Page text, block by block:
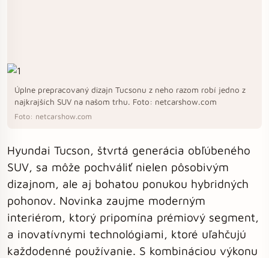
Úplne prepracovaný dizajn Tucsonu z neho razom robí jedno z
najkrajších SUV na našom trhu. Foto: netcarshow.com
Foto: netcarshow.com
Hyundai Tucson, štvrtá generácia obľúbeného
SUV, sa môže pochváliť nielen pôsobivým
dizajnom, ale aj bohatou ponukou hybridných
pohonov. Novinka zaujme moderným
interiérom, ktorý pripomína prémiový segment,
a inovatívnymi technológiami, ktoré uľahčujú
každodenné používanie. S kombináciou výkonu